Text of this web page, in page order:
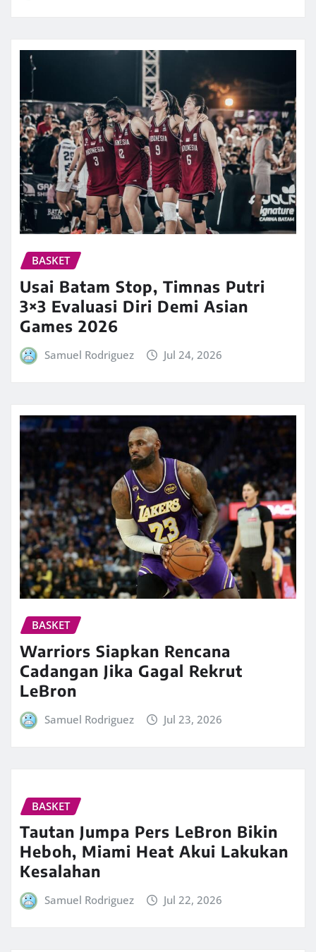
BASKET
Usai Batam Stop, Timnas Putri
3×3 Evaluasi Diri Demi Asian
Games 2026
Samuel Rodriguez Jul 24, 2026
BASKET
Warriors Siapkan Rencana
Cadangan Jika Gagal Rekrut
LeBron
Samuel Rodriguez Jul 23, 2026
BASKET
Tautan Jumpa Pers LeBron Bikin
Heboh, Miami Heat Akui Lakukan
Kesalahan
Samuel Rodriguez Jul 22, 2026